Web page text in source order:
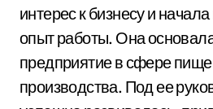
интерес к бизнесу и
опыт работы. Она
предприятие в сфере
производства. Под ее